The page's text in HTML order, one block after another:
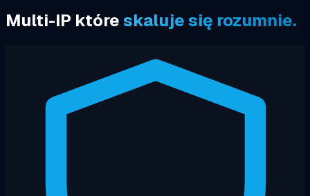
Multi-IP któreskaluje się rozumnie.